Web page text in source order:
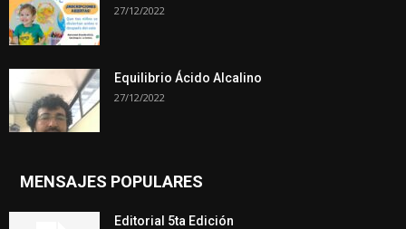
27/12/2022
Equilibrio Ácido Alcalino
27/12/2022
MENSAJES POPULARES
Editorial 5ta Edición